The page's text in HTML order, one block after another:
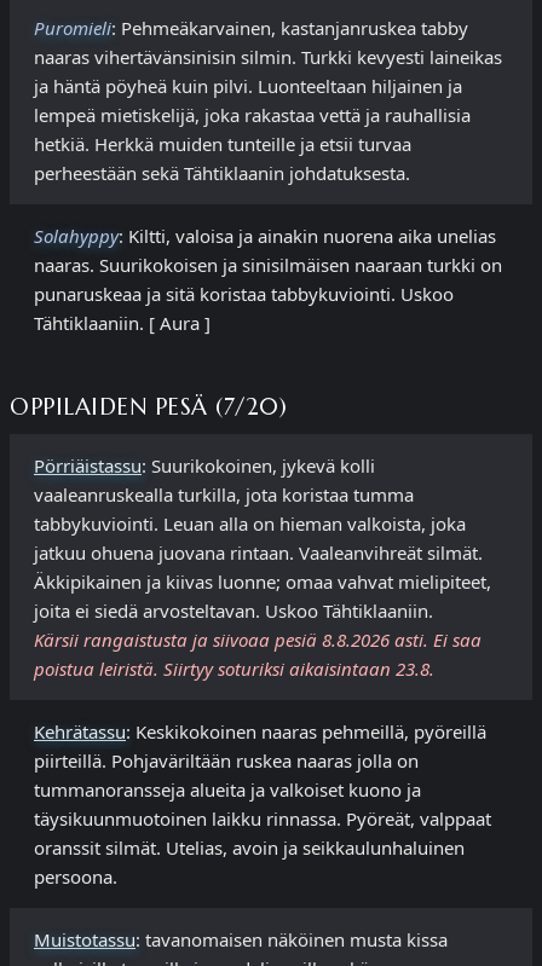
Puromieli: Pehmeäkarvainen, kastanjanruskea tabby
naaras vihertävänsinisin silmin. Turkki kevyesti laineikas
ja häntä pöyheä kuin pilvi. Luonteeltaan hiljainen ja
lempeä mietiskelijä, joka rakastaa vettä ja rauhallisia
hetkiä. Herkkä muiden tunteille ja etsii turvaa
perheestään sekä Tähtiklaanin johdatuksesta.
Solahyppy: Kiltti, valoisa ja ainakin nuorena aika unelias
naaras. Suurikokoisen ja sinisilmäisen naaraan turkki on
punaruskeaa ja sitä koristaa tabbykuviointi. Uskoo
Tähtiklaaniin. [ Aura ]
OPPILAIDEN PESÄ (7/20)
Pörriäistassu: Suurikokoinen, jykevä kolli
vaaleanruskealla turkilla, jota koristaa tumma
tabbykuviointi. Leuan alla on hieman valkoista, joka
jatkuu ohuena juovana rintaan. Vaaleanvihreät silmät.
Äkkipikainen ja kiivas luonne; omaa vahvat mielipiteet,
joita ei siedä arvosteltavan. Uskoo Tähtiklaaniin.
Kärsii rangaistusta ja siivoaa pesiä 8.8.2026 asti. Ei saa
poistua leiristä. Siirtyy soturiksi aikaisintaan 23.8.
Kehrätassu: Keskikokoinen naaras pehmeillä, pyöreillä
piirteillä. Pohjaväriltään ruskea naaras jolla on
tummanoransseja alueita ja valkoiset kuono ja
täysikuunmuotoinen laikku rinnassa. Pyöreät, valppaat
oranssit silmät. Utelias, avoin ja seikkaulunhaluinen
persoona.
Muistotassu: tavanomaisen näköinen musta kissa